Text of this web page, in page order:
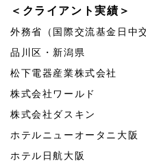
＜クライアント実績＞
外務省（国際交流基金日中
品川区・新潟県
松下電器産業株式会社
株式会社ワールド
株式会社ダスキン
ホテルニューオータニ大阪
ホテル日航大阪